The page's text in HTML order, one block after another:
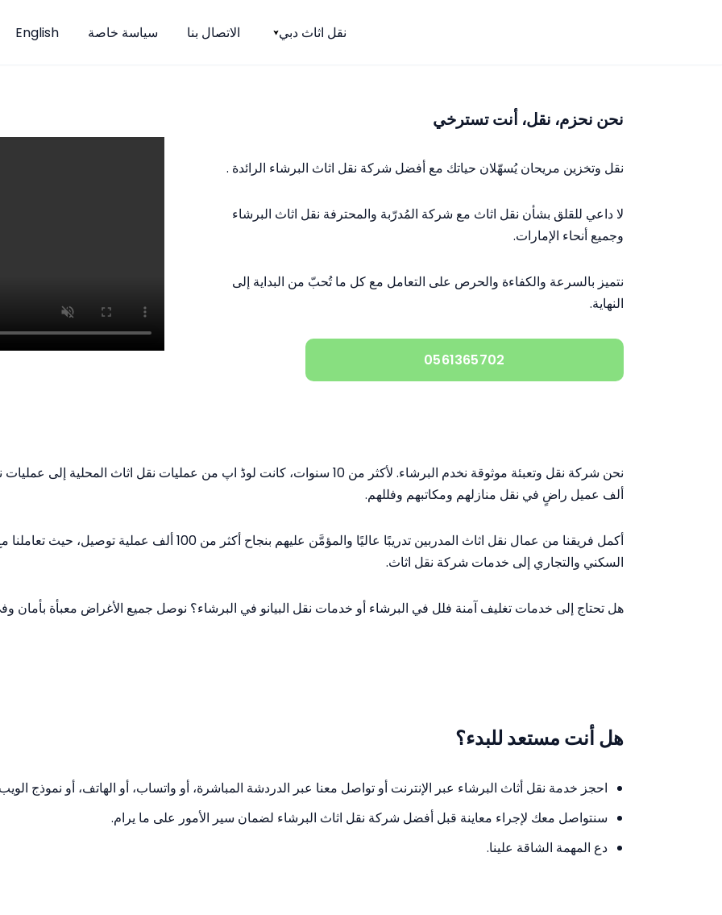
نقل اثاث دبي الاتصال بنا سياسة خاصة English
نحن نحزم، نقل، أنت تسترخي
نقل وتخزين مريحان يُسهّلان حياتك مع أفضل شركة نقل اثاث البرشاء الرائدة .
لا داعي للقلق بشأن نقل اثاث مع شركة المُدرّبة والمحترفة نقل اثاث البرشاء
وجميع أنحاء الإمارات.
نتميز بالسرعة والكفاءة والحرص على التعامل مع كل ما تُحبّ من البداية إلى
النهاية.
0561365702
ألف عميل راضٍ في نقل منازلهم ومكاتبهم وفللهم.
أكمل فريقنا من عمال نقل اثاث المدربين تدريبًا عاليًا والمؤمَّن
السكني والتجاري إلى خدمات شركة نقل اثاث.
هل تحتاج إلى خدمات تغليف آمنة فلل في البرشاء أو خدمات نقل البيانو في البرشاء؟ نوصل جميع الأغراض معبأة بأمان
هل أنت مستعد للبدء؟
احجز خدمة نقل أثاث البرشاء عبر الإنترنت أو تواصل معنا عبر الدردشة المباشرة، أو واتساب، أو الهاتف، أو نموذج
سنتواصل معك لإجراء معاينة قبل أفضل شركة نقل اثاث البرشاء لضمان سير الأمور على ما يرام.
دع المهمة الشاقة علينا.